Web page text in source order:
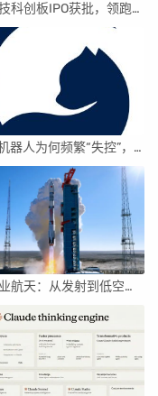
鑫华科技科创板IPO获批，领跑国内半导体材料市场
AI聊天机器人为何频繁“失控”，背后原因及解决方案解析
中国商业航天：从发射到低空经济，全面加速